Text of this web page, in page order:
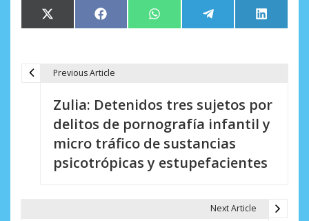
Compartir
en
X
(Twitter)
Compartir
en
Facebook Compartir
en
WhatsApp Compartir
en
Telegram
en
LinkedIn
Previous Article
Zulia: Detenidos tres sujetos por
delitos de pornografía infantil y
micro tráfico de sustancias
psicotrópicas y estupefacientes
Next Article